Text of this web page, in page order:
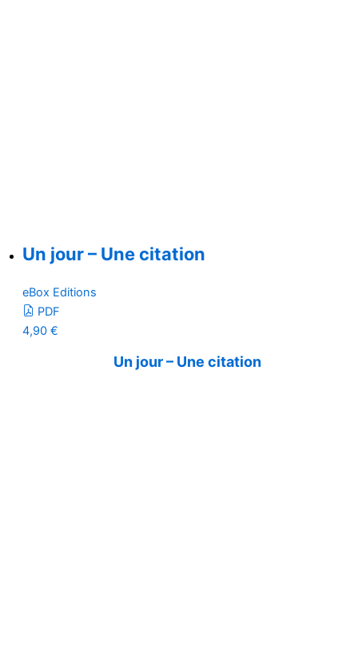
Un jour – Une citation
eBox Editions
PDF
4,90 €
Un jour – Une citation